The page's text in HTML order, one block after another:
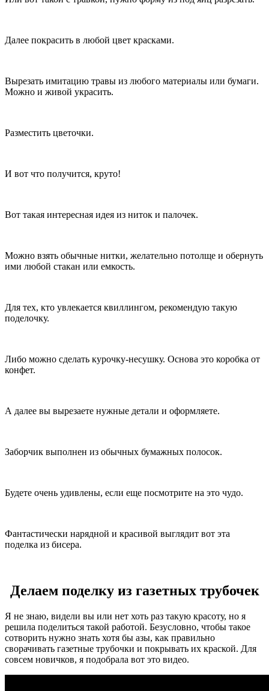
Далее покрасить в любой цвет красками.
Вырезать имитацию травы из любого материалы или бумаги.
Можно и живой украсить.
Разместить цветочки.
И вот что получится, круто!
Вот такая интересная идея из ниток и палочек.
Можно взять обычные нитки, желательно потолще и обернуть
ими любой стакан или емкость.
Для тех, кто увлекается квиллингом, рекомендую такую
поделочку.
Либо можно сделать курочку-несушку. Основа это коробка от
конфет.
А далее вы вырезаете нужные детали и оформляете.
Заборчик выполнен из обычных бумажных полосок.
Будете очень удивлены, если еще посмотрите на это чудо.
Фантастически нарядной и красивой выглядит вот эта
поделка из бисера.
Делаем поделку из газетных трубочек
Я не знаю, видели вы или нет хоть раз такую красоту, но я
решила поделиться такой работой. Безусловно, чтобы такое
сотворить нужно знать хотя бы азы, как правильно
сворачивать газетные трубочки и покрывать их краской. Для
совсем новичков, я подобрала вот это видео.